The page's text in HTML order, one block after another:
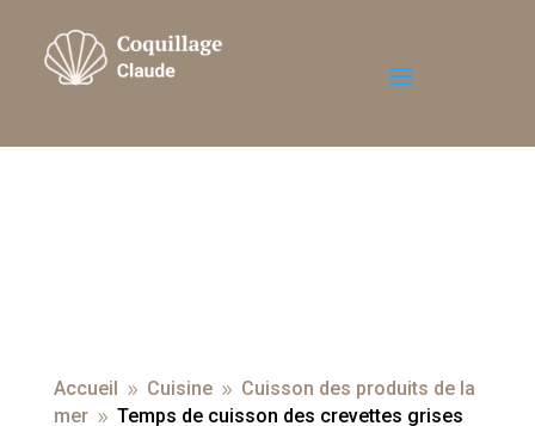
Accueil 9 Cuisine 9 Cuisson des produits de la
mer 9 Temps de cuisson des crevettes grises